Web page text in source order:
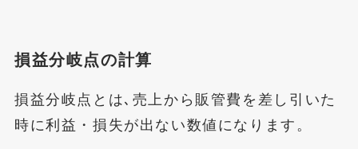
損益分岐点の計算
損益分岐点とは､売上から販管費を差し引いた
時に利益・損失が出ない数値になります。